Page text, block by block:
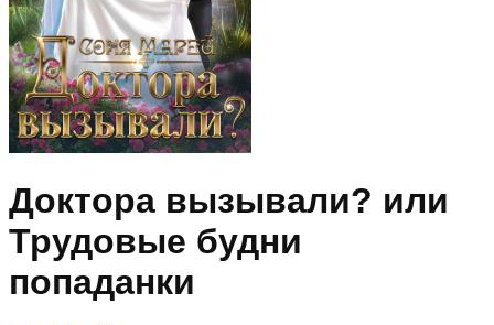
Доктора вызывали? или
Трудовые будни
попаданки